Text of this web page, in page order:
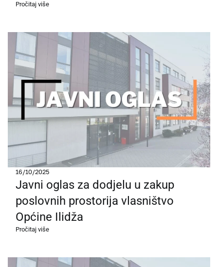
Pročitaj više
16/10/2025
Javni oglas za dodjelu u zakup
poslovnih prostorija vlasništvo
Općine Ilidža
Pročitaj više